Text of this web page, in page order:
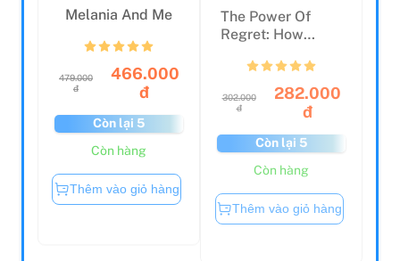
Melania And Me
479.000
đ
466.000
đ
Còn lại 5
Còn hàng
Thêm vào giỏ hàng
The Power Of
Regret: How
Looking
Backward Moves
đ
282.000
đ
Còn lại 5
Còn hàng
Thêm vào giỏ hàng